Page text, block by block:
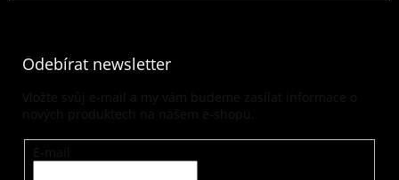
Odebírat newsletter
Vložte svůj e-mail a my vám budeme zasílat informace o
nových produktech na našem e-shopu.
E-mail